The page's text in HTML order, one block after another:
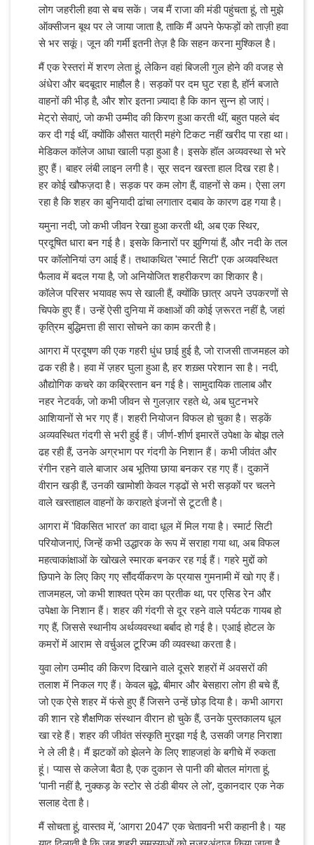
लोग जहरीली हवा से बच सकें। जब मैं राजा की मंडी पहुंचता हूं, तो मुझे
ऑक्सीजन बूथ पर ले जाया जाता है, ताकि मैं अपने फेफड़ों को ताज़ी हवा
से भर सकूं। जून की गर्मी इतनी तेज़ है कि सहन करना मुश्किल है।
मैं एक रेस्तरां में शरण लेता हूं, लेकिन वहां बिजली गुल होने की वजह से
अंधेरा और बदबूदार माहौल है। सड़कों पर दम घुट रहा है, हॉर्न बजाते
वाहनों की भीड़ है, और शोर इतना ज़्यादा है कि कान सुन्न हो जाएं।
मेट्रो सेवाएं, जो कभी उम्मीद की किरण हुआ करती थीं, बहुत पहले बंद
कर दी गई थीं, क्योंकि औसत यात्री महंगे टिकट नहीं खरीद पा रहा था।
मेडिकल कॉलेज आधा खाली पड़ा हुआ है। इसके हॉल अव्यवस्था से भरे
हुए हैं। बाहर लंबी लाइन लगी है। सूर सदन खस्ता हाल दिख रहा है।
हर कोई खौफज़दा है। सड़क पर कम लोग हैं, वाहनों से कम। ऐसा लग
रहा है कि शहर का बुनियादी ढांचा लगातार दबाव के कारण ढह गया है।
यमुना नदी, जो कभी जीवन रेखा हुआ करती थी, अब एक स्थिर,
प्रदूषित धारा बन गई है। इसके किनारों पर झुग्गियां हैं, और नदी के तल
पर कॉलोनियां उग आई हैं। तथाकथित 'स्मार्ट सिटी' एक अव्यवस्थित
फैलाव में बदल गया है, जो अनियोजित शहरीकरण का शिकार है।
कॉलेज परिसर भयावह रूप से खाली हैं, क्योंकि छात्र अपने उपकरणों से
चिपके हुए हैं। उन्हें ऐसी दुनिया में कक्षाओं की कोई ज़रूरत नहीं है, जहां
कृत्रिम बुद्धिमत्ता ही सारा सोचने का काम करती है।
आगरा में प्रदूषण की एक गहरी धुंध छाई हुई है, जो राजसी ताजमहल को
ढक रही है। हवा में ज़हर घुला हुआ है, हर शख़्स परेशान सा है। नदी,
औद्योगिक कचरे का कब्रिस्तान बन गई है। सामुदायिक तालाब और
नहर नेटवर्क, जो कभी जीवन से गुलज़ार रहते थे, अब घुटनभरे
आशियानों से भर गए हैं। शहरी नियोजन विफल हो चुका है। सड़कें
अव्यवस्थित गंदगी से भरी हुई हैं। जीर्ण-शीर्ण इमारतें उपेक्षा के बोझ तले
ढह रही हैं, उनके अग्रभाग पर गंदगी के निशान हैं। कभी जीवंत और
रंगीन रहने वाले बाजार अब भूतिया छाया बनकर रह गए हैं। दुकानें
वीरान खड़ी हैं, उनकी खामोशी केवल गड्ढों से भरी सड़कों पर चलने
वाले खस्ताहाल वाहनों के कराहते इंजनों से टूटती है।
आगरा में 'विकसित भारत' का वादा धूल में मिल गया है। स्मार्ट सिटी
परियोजनाएं, जिन्हें कभी उद्धारक के रूप में सराहा गया था, अब विफल
महत्वाकांक्षाओं के खोखले स्मारक बनकर रह गई हैं। गहरे मुद्दों को
छिपाने के लिए किए गए सौंदर्यीकरण के प्रयास गुमनामी में खो गए हैं।
ताजमहल, जो कभी शाश्वत प्रेम का प्रतीक था, पर एसिड रेन और
उपेक्षा के निशान हैं। शहर की गंदगी से दूर रहने वाले पर्यटक गायब हो
गए हैं, जिससे स्थानीय अर्थव्यवस्था बर्बाद हो गई है। एआई होटल के
कमरों में आराम से वर्चुअल टूरिज्म की व्यवस्था करता है।
युवा लोग उम्मीद की किरण दिखाने वाले दूसरे शहरों में अवसरों की
तलाश में निकल गए हैं। केवल बूढ़े, बीमार और बेसहारा लोग ही बचे हैं,
जो एक ऐसे शहर में फंसे हुए हैं जिसने उन्हें छोड़ दिया है। कभी आगरा
की शान रहे शैक्षणिक संस्थान वीरान हो चुके हैं, उनके पुस्तकालय धूल
खा रहे हैं। शहर की जीवंत संस्कृति मुरझा गई है, उसकी जगह निराशा
ने ले ली है। मैं झटकों को झेलने के लिए शाहजहां के बगीचे में रुकता
हूं। प्यास से कलेजा बैठा है, एक दुकान से पानी की बोतल मांगता हूं,
‘पानी नहीं है, नुक्कड़ के स्टोर से ठंडी बीयर ले लो’, दुकानदार एक नेक
सलाह देता है।
मैं सोचता हूं, वास्तव में, ‘आगरा 2047’ एक चेतावनी भरी कहानी है। यह